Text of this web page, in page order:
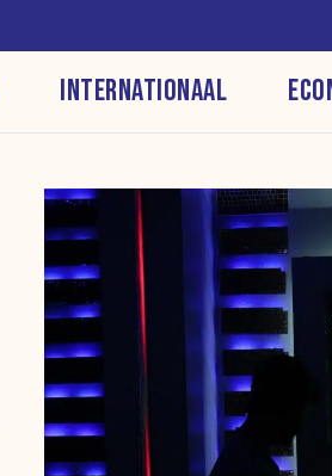
INTERNATIONAAL